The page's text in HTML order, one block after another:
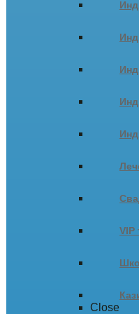
VIP
Close